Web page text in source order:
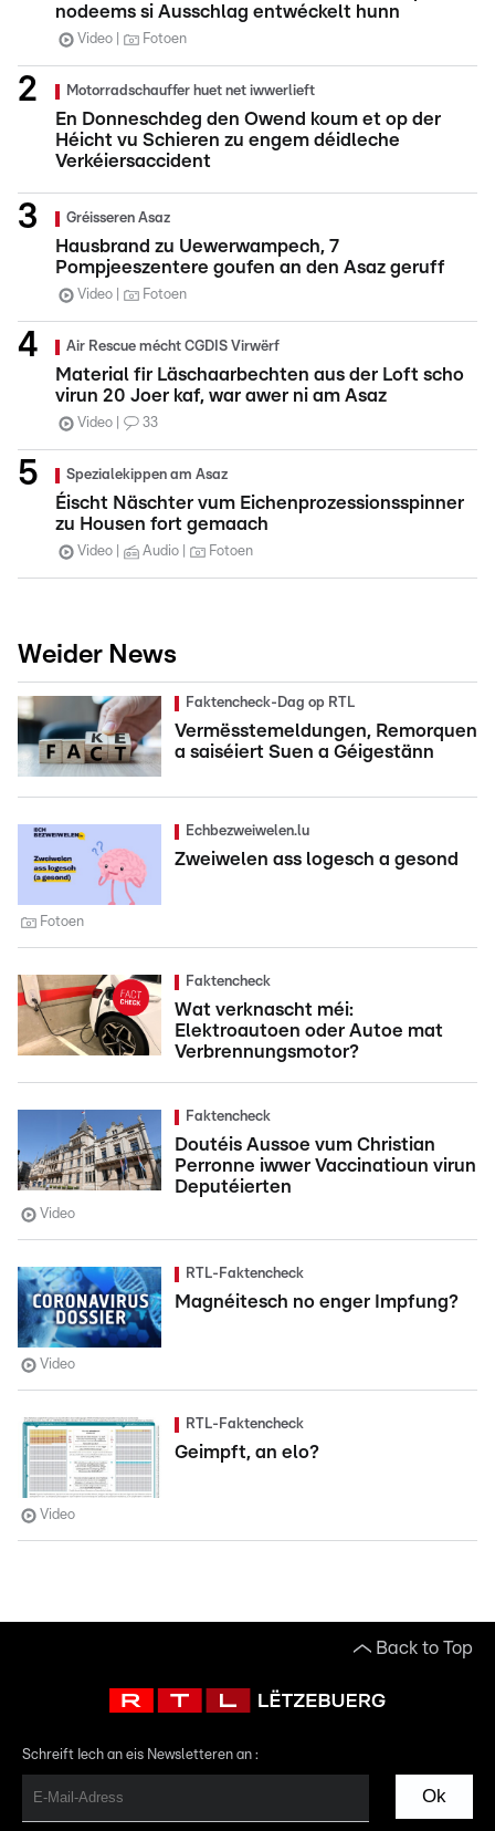
nodeems si Ausschlag entwéckelt hunn
Video Fotoen
Motorradschauffer huet net iwwerlieft
En Donneschdeg den Owend koum et op der
Héicht vu Schieren zu engem déidleche
Verkéiersaccident
Gréisseren Asaz
Hausbrand zu Uewerwampech, 7
Pompjeeszentere goufen an den Asaz geruff
Video Fotoen
Air Rescue mécht CGDIS Virwërf
Material fir Läschaarbechten aus der Loft scho
virun 20 Joer kaf, war awer ni am Asaz
Video 33
Spezialekippen am Asaz
Éischt Näschter vum Eichenprozessionsspinner
zu Housen fort gemaach
Video Audio Fotoen
Weider News
Faktencheck-Dag op RTL
Vermësstemeldungen, Remorquen
a saiséiert Suen a Géigestänn
Echbezweiwelen.lu
Zweiwelen ass logesch a gesond
Fotoen
Faktencheck
Wat verknascht méi:
Elektroautoen oder Autoe mat
Verbrennungsmotor?
Faktencheck
Doutéis Aussoe vum Christian
Perronne iwwer Vaccinatioun virun
Deputéierten
Video
RTL-Faktencheck
Magnéitesch no enger Impfung?
Video
RTL-Faktencheck
Geimpft, an elo?
Video
Back to Top
Schreift Iech an eis Newsletteren an :
Ok